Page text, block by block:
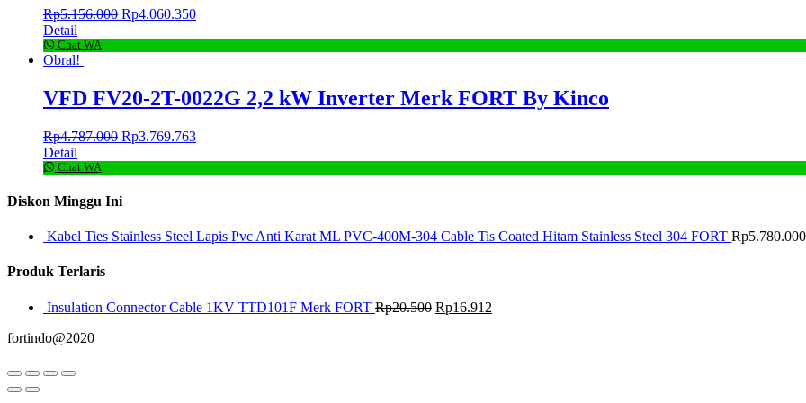
Rp5.156.000 Rp4.060.350
Detail
Chat WA
Obral!
VFD FV20-2T-0022G 2,2 kW Inverter Merk FORT By Kinco
Rp4.787.000 Rp3.769.763
Detail
Chat WA
Diskon Minggu Ini
Kabel Ties Stainless Steel Lapis Pvc Anti Karat ML PVC-400M-304 Cable Tis Coated Hitam Stainless Steel 304 FORT Rp5.780.000
Produk Terlaris
Insulation Connector Cable 1KV TTD101F Merk FORT Rp20.500 Rp16.912
fortindo@2020